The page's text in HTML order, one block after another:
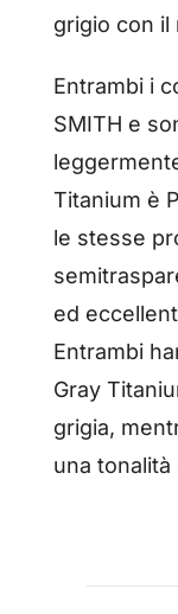
grigio con il
Entrambi i
SMITH e
Titanium è
le stesse
ed
Entrambi
Gray
grigia,
una